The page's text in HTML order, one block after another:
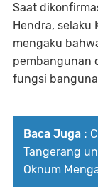
Saat
Hendra, selaku
mengaku
pembangunan
fungsi
Baca Juga :
Tangerang
Oknum